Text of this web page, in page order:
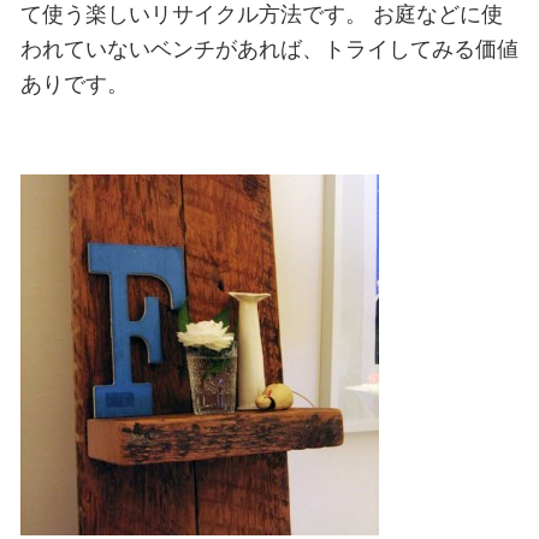
て使う楽しいリサイクル方法です。
お庭などに使
われていないベンチがあれば、トライしてみる価値
ありです。